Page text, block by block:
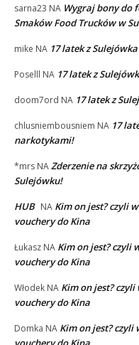
sarna23 NA Wygraj bony do
Smaków Food Trucków w
mike NA 17 latek z
Poselll NA 17 latek z
doom7ord NA 17 latek z
chlusniembousniem NA 17
narkotykami!
*mrs NAZderzenie na
Sulejówku!
HUB NA Kim on jest? czyli
vouchery do Kina
Łukasz NA Kim on jest? czyli
vouchery do Kina
Włodek NA Kim on jest?
vouchery do Kina
Domka NA Kim on jest? czyli